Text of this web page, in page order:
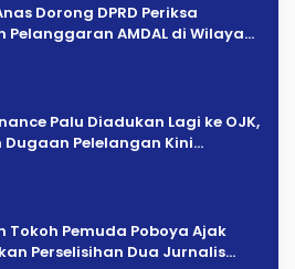
Dorong DPRD Periksa
Pelanggaran AMDAL di Wilayah
Palu Diadukan Lagi ke OJK,
Dugaan Pelelangan Kini
Tokoh Pemuda Poboya Ajak
Perselisihan Dua Jurnalis